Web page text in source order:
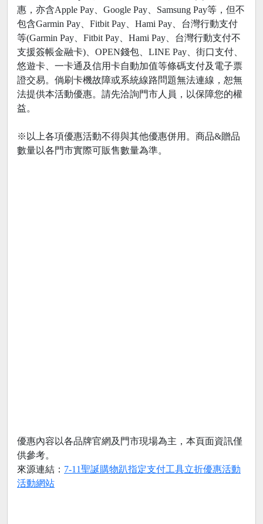
惠，亦含Apple Pay、Google Pay、Samsung Pay等，但不
包含Garmin Pay、Fitbit Pay、Hami Pay、台灣行動支付
等(Garmin Pay、Fitbit Pay、Hami Pay、台灣行動支付不
支援簽帳金融卡)、OPEN錢包、LINE Pay、街口支付、
悠遊卡、一卡通及信用卡自動加值等條碼支付及電子票
證交易。倘刷卡機故障或系統線路問題無法連線，恕無
法提供本活動優惠。請先洽詢門市人員，以保障您的權
益。
※以上各項優惠活動不得與其他優惠併用。商品&贈品
數量以各門市實際可販售數量為準。
優惠內容以各品牌官網及門市現場為主，本頁面資訊僅
供參考。
來源連結： 7-11聖誕購物趴指定支付工具立折優惠活動
活動網站